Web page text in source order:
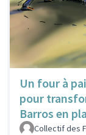
Un four à
pour
Barros en
Collectif des